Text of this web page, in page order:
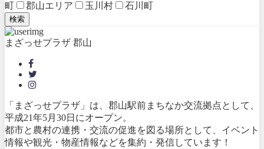
町
郡山エリア 玉川村 石川町
検索
まざっせプラザ 郡山
「まざっせプラザ」は、郡山駅前まちなか交流拠点として、
平成21年5月30日にオープン。
都市と農村の連携・交流の促進を図る場所として、イベント
情報や観光・物産情報などを集約・発信しています！